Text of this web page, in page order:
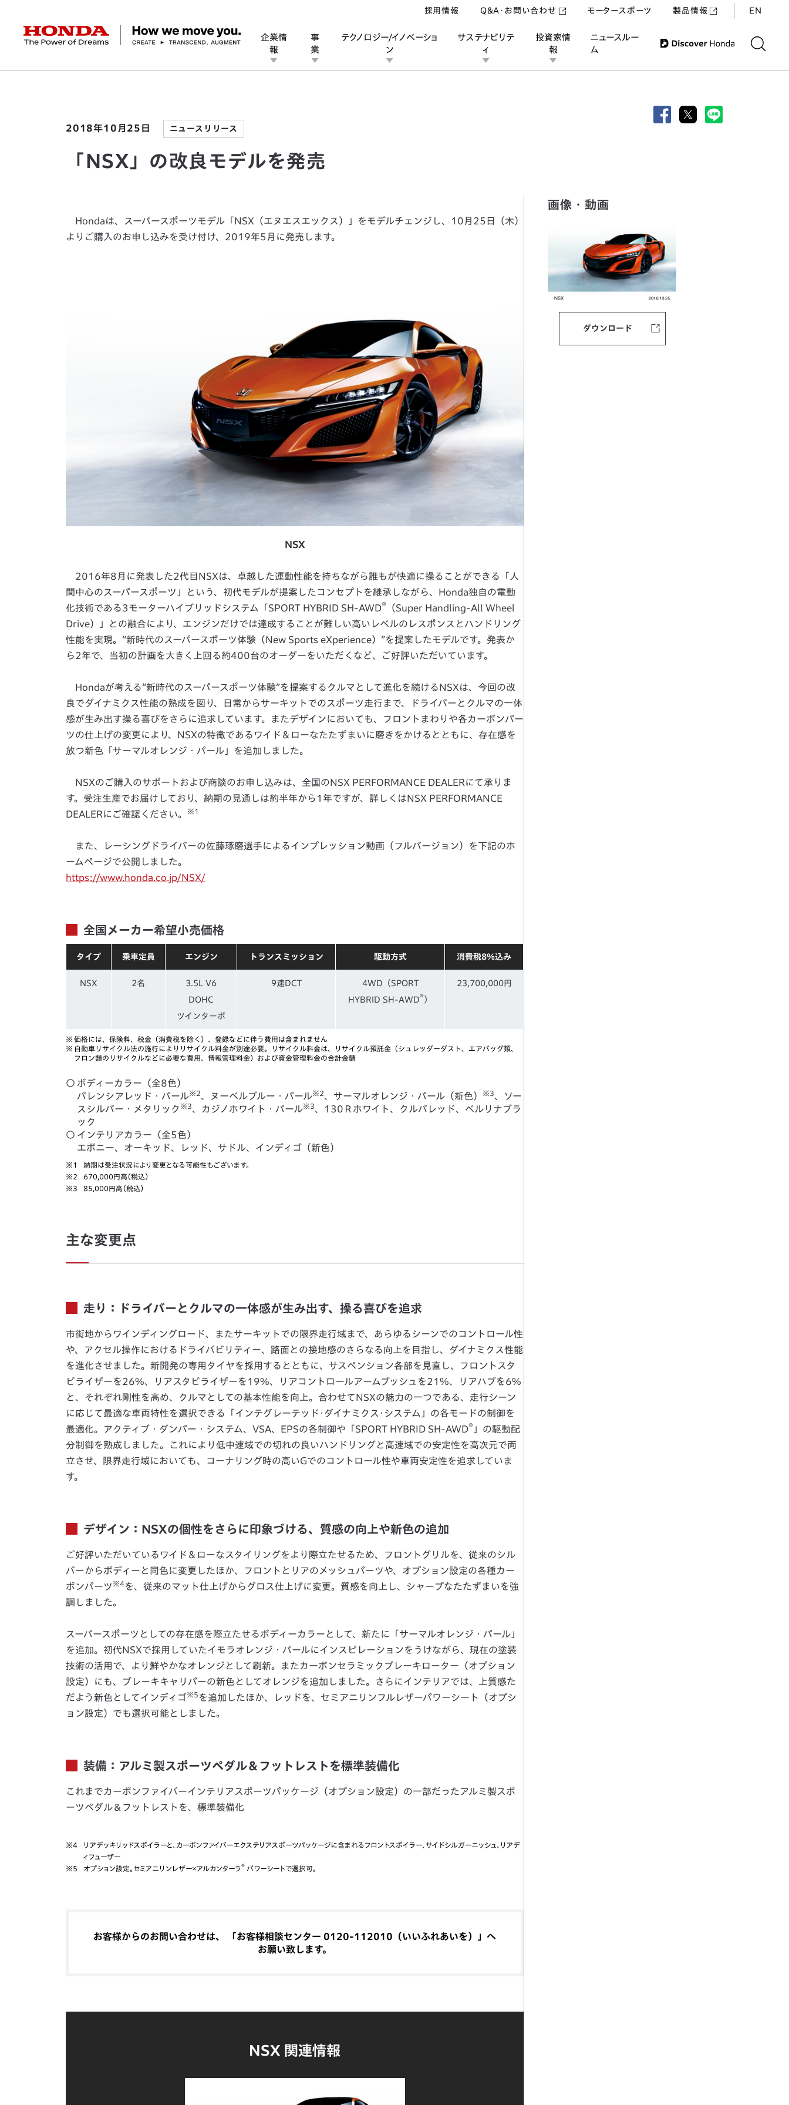
HONDA The Power of Dreams
企業情
報
社長メッセージ 経営方針 会社概要 ヒストリー
事
業
バイク パワープロダクツ マリン その他事業
テクノロジー/イノベーショ
ン
テクノロジー デザイン オープンイノベーション
サステナビリテ
ィ
ESGレポート Honda Report 環境 社会 ガバナンス
投資家情
報
IR資料室 財務・業績情報 株式・債券情報
ニュースルー
ム
ニュースルーム
Discover Honda
採用情報 Q&A・お問い合わせ モータースポーツ 製品情報 EN
「NSX」の改良モデルを発売
2018年10月25日 ニュースリリース
「NSX」の改良モデルを発売
Hondaは、スーパースポーツモデル「NSX（エヌエスエックス）」をモデルチェンジし、10月25日（木）
よりご購入のお申し込みを受け付け、2019年5月に発売します。
NSX
2016年8月に発表した2代目NSXは、卓越した運動性能を持ちながら誰もが快適に操ることができる「人
間中心のスーパースポーツ」という、初代モデルが提案したコンセプトを継承しながら、Honda独自の電動
化技術である3モーターハイブリッドシステム「SPORT HYBRID SH-AWD®
（Super Handling-All Wheel
Drive）」との融合により、エンジンだけでは達成することが難しい高いレベルのレスポンスとハンドリング
性能を実現。“新時代のスーパースポーツ体験（New Sports eXperience）”を提案したモデルです。発表か
ら2年で、当初の計画を大きく上回る約400台のオーダーをいただくなど、ご好評いただいています。
Hondaが考える“新時代のスーパースポーツ体験”を提案するクルマとして進化を続けるNSXは、今回の改
良でダイナミクス性能の熟成を図り、日常からサーキットでのスポーツ走行まで、ドライバーとクルマの一体
感が生み出す操る喜びをさらに追求しています。またデザインにおいても、フロントまわりや各カーボンパー
ツの仕上げの変更により、NSXの特徴であるワイド＆ローなたたずまいに磨きをかけるとともに、存在感を
放つ新色「サーマルオレンジ・パール」を追加しました。
NSXのご購入のサポートおよび商談のお申し込みは、全国のNSX PERFORMANCE DEALERにて承りま
す。受注生産でお届けしており、納期の見通しは約半年から1年ですが、詳しくはNSX PERFORMANCE
DEALERにご確認ください。
※1
また、レーシングドライバーの佐藤琢磨選手によるインプレッション動画（フルバージョン）を下記のホ
ームページで公開しました。
https://www.honda.co.jp/NSX/
全国メーカー希望小売価格
タイプ 乗車定員 エンジン トランスミッション 駆動方式 消費税8％込み
NSX 2名
3.5L V6
DOHC
ツインターボ
9速DCT
4WD（SPORT
HYBRID SH-AWD® ）
23,700,000円
※ 価格には、保険料、税金（消費税を除く）、登録などに伴う費用は含まれません
※ 自動車リサイクル法の施行によりリサイクル料金が別途必要。リサイクル料金は、リサイクル預託金（シュレッダーダスト、エアバッグ類、
フロン類のリサイクルなどに必要な費用、情報管理料金）および資金管理料金の合計金額
○ ボディーカラー（全8色）
バレンシアレッド・パール※2、ヌーベルブルー・パール※2、サーマルオレンジ・パール（新色） ※3、ソー
スシルバー・メタリック ※3、カジノホワイト・パール※3、130Ｒホワイト、クルバレッド、ベルリナブラ
ック
○ インテリアカラー（全5色）
エボニー、オーキッド、レッド、サドル、インディゴ（新色）
※1
納期は受注状況により変更となる可能性もございます。
※2
670,000円高（税込）
※3
85,000円高（税込）
主な変更点
走り：ドライバーとクルマの一体感が生み出す、操る喜びを追求
市街地からワインディングロード、またサーキットでの限界走行域まで、あらゆるシーンでのコントロール性
や、アクセル操作におけるドライバビリティー、路面との接地感のさらなる向上を目指し、ダイナミクス性能
を進化させました。新開発の専用タイヤを採用するとともに、サスペンション各部を見直し、フロントスタ
ビライザーを26%、リアスタビライザーを19%、リアコントロールアームブッシュを21%、リアハブを6%
と、それぞれ剛性を高め、クルマとしての基本性能を向上。合わせてNSXの魅力の一つである、走行シーン
に応じて最適な車両特性を選択できる「インテグレーテッド･ダイナミクス･システム」の各モードの制御を
最適化。アクティブ・ダンパー・システム、VSA、EPSの各制御や「SPORT HYBRID SH-AWD® 」の駆動配
分制御を熟成しました。これにより低中速域での切れの良いハンドリングと高速域での安定性を高次元で両
立させ、限界走行域においても、コーナリング時の高いGでのコントロール性や車両安定性を追求していま
す。
デザイン：NSXの個性をさらに印象づける、質感の向上や新色の追加
ご好評いただいているワイド＆ローなスタイリングをより際立たせるため、フロントグリルを、従来のシル
バーからボディーと同色に変更したほか、フロントとリアのメッシュパーツや、オプション設定の各種カー
ボンパーツ ※4を、従来のマット仕上げからグロス仕上げに変更。質感を向上し、シャープなたたずまいを強
調しました。
スーパースポーツとしての存在感を際立たせるボディーカラーとして、新たに「サーマルオレンジ・パール」
を追加。初代NSXで採用していたイモラオレンジ・パールにインスピレーションをうけながら、現在の塗装
技術の活用で、より鮮やかなオレンジとして刷新。またカーボンセラミックブレーキローター（オプション
設定）にも、ブレーキキャリパーの新色としてオレンジを追加しました。さらにインテリアでは、上質感た
だよう新色としてインディゴ※5 を追加したほか、レッドを、セミアニリンフルレザーパワーシート（オプシ
ョン設定）でも選択可能としました。
装備：アルミ製スポーツペダル＆フットレストを標準装備化
これまでカーボンファイバーインテリアスポーツパッケージ（オプション設定）の一部だったアルミ製スポ
ーツペダル＆フットレストを、標準装備化
※4
リアデッキリッドスポイラーと、カーボンファイバーエクステリアスポーツパッケージに含まれるフロントスポイラー、サイドシルガーニッシュ、リアデ
ィフューザー
※5
オプション設定。セミアニリンレザー×アルカンターラ ® パワーシートで選択可。
お客様からのお問い合わせは、 「お客様相談センター 0120-112010（いいふれあいを）」へ
お願い致します。
NSX 関連情報
画像・動画
ダウンロード